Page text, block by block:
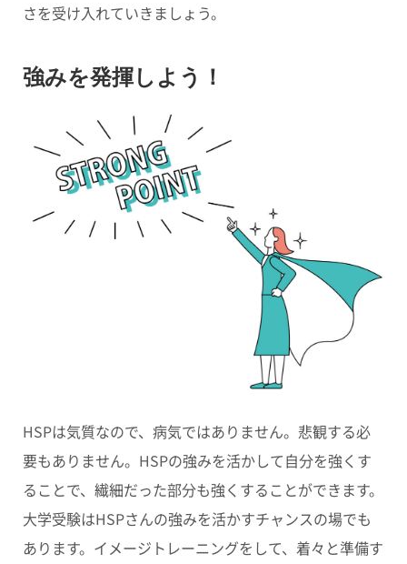
さを受け入れていきましょう。
強みを発揮しよう！
HSPは気質なので、病気ではありません。悲観する必
要もありません。HSPの強みを活かして自分を強くす
ることで、繊細だった部分も強くすることができます。
大学受験はHSPさんの強みを活かすチャンスの場でも
あります。イメージトレーニングをして、着々と準備す